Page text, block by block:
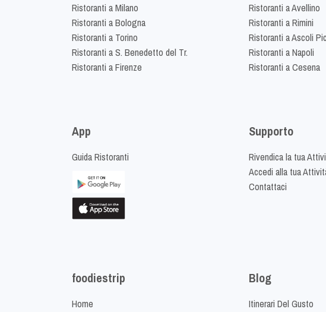
Ristoranti a Milano
Ristoranti a Bologna
Ristoranti a Torino
Ristoranti a S. Benedetto del Tr.
Ristoranti a Firenze
Ristoranti a Avellino
Ristoranti a Rimini
Ristoranti a Ascoli
Ristoranti a Napoli
Ristoranti a Cesena
App
Guida Ristoranti
Supporto
Rivendica la tua
Accedi alla tua
Contattaci
foodiestrip
Home
Blog
Itinerari Del Gusto